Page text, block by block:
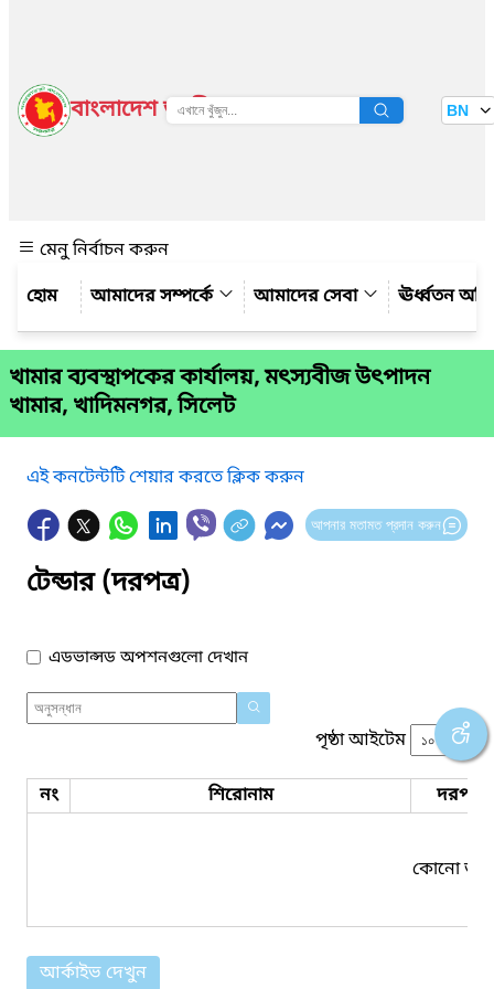
বাংলাদেশ জাতীয় তথ্য বাতায়ন BN
মেনু নির্বাচন করুন
আমাদের সম্পর্কে
আমাদের সেবা ঊর্ধ্বতন
খামার ব্যবস্থাপকের কার্যালয়, মৎস্যবীজ উৎপাদন
খামার, খাদিমনগর, সিলেট
এই কনটেন্টটি শেয়ার করতে ক্লিক করুন
আপনার মতামত প্রদান করুন
টেন্ডার (দরপত্র)
এডভান্সড অপশনগুলো দেখান
পৃষ্ঠা আইটেম
নং শিরোনাম দরপত্র
কোনো তথ্য
আর্কাইভ দেখুন